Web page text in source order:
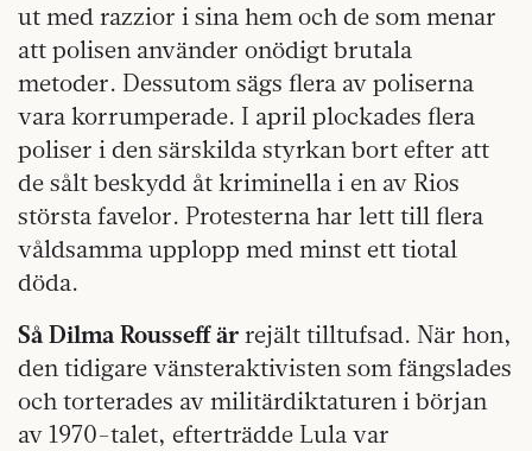
ut med razzior i sina hem och de som menar
att polisen använder onödigt brutala
metoder. Dessutom sägs flera av poliserna
vara korrumperade. I april plockades flera
poliser i den särskilda styrkan bort efter att
de sålt beskydd åt kriminella i en av Rios
största favelor. Protesterna har lett till flera
våldsamma upplopp med minst ett tiotal
döda.
Så Dilma Rousseff är rejält tilltufsad. När hon,
den tidigare vänsteraktivisten som fängslades
och torterades av militärdiktaturen i början
av 1970-talet, efterträdde Lula var